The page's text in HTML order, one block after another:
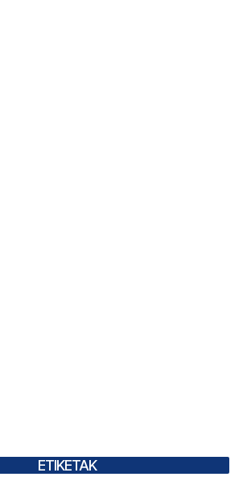
ETIKETAK